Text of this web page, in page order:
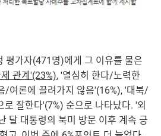
가자(471명)에게 그 이유를 물은
관계'(23%), '열심히 한다/노력한
/여론에 끌려가지 않음'(16%), '대북/
로 잘한다'(7%) 순으로 나타났다. '외
달 대통령의 북미 방문 이후 계속 긍